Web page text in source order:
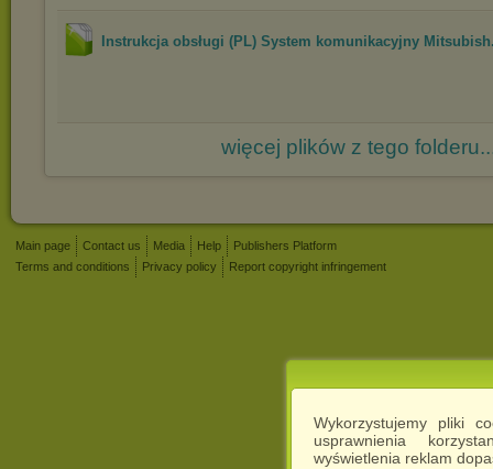
Wykorzystujemy pliki
usprawnienia
wyświetlenia reklam
Instrukcja obsługi (PL) System komunikacyjny
więcej plików z tego
Main page Contact us Media Help
Publishers Platform
Terms and conditions
Privacy policy Report copyright infringement